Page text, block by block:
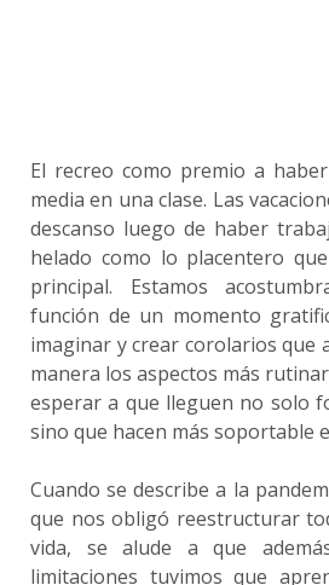
El recreo como premio a
media en una clase. Las
descanso luego de haber
helado como lo placentero
principal. Estamos
función de un momento
imaginar y crear corolarios que
manera los aspectos más
esperar a que lleguen no solo
sino que hacen más soportable
Cuando se describe a la
que nos obligó reestructurar
vida, se alude a que
limitaciones tuvimos que